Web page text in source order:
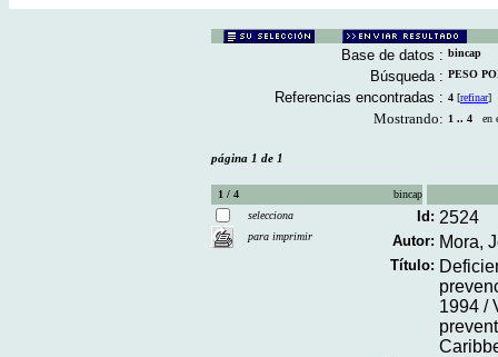
Base de datos : bincap
Búsqueda : PESO
Referencias encontradas : 4 [refinar]
Mostrando: 1 .. 4 en
página 1 de 1
1 / 4
bincap
selecciona
para imprimir
Id: 2524
Autor: Mora,
Título:
1994 /